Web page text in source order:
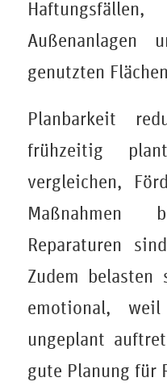
Außenanlagen
genutzten
Planbarkeit
frühzeitig
vergleichen,
Maßnahmen
Reparaturen
Zudem belasten
emotional,
ungeplant
gute Planung für